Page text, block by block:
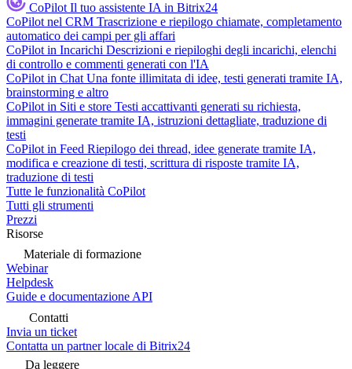
CoPilot Il tuo assistente IA in Bitrix24
CoPilot nel CRM Trascrizione e riepilogo chiamate, completamento
automatico dei campi per gli affari
CoPilot in Incarichi Descrizioni e riepiloghi degli incarichi, elenchi
di controllo e commenti generati con l'IA
CoPilot in Chat Una fonte illimitata di idee, testi generati tramite IA,
brainstorming e altro
CoPilot in Siti e store Testi accattivanti generati su richiesta,
immagini generate tramite IA, istruzioni dettagliate, traduzione di
testi
CoPilot in Feed Riepilogo dei thread, idee generate tramite IA,
modifica e creazione di testi, scrittura di risposte tramite IA,
traduzione di testi
Tutte le funzionalità CoPilot
Tutti gli strumenti
Prezzi
Risorse
Materiale di formazione
Webinar
Helpdesk
Guide e documentazione API
Contatti
Invia un ticket
Contatta un partner locale di Bitrix24
Da leggere